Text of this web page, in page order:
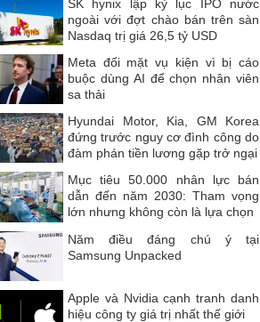
SK hynix lập kỷ lục IPO nước
ngoài với đợt chào bán trên sàn
Nasdaq trị giá 26,5 tỷ USD
Meta đối mặt vụ kiện vì bị cáo
buộc dùng AI để chọn nhân viên
sa thải
Hyundai Motor, Kia, GM Korea
đứng trước nguy cơ đình công do
đàm phán tiền lương gặp trở ngại
Mục tiêu 50.000 nhân lực bán
dẫn đến năm 2030: Tham vọng
lớn nhưng không còn là lựa chọn
Năm điều đáng chú ý tại
Samsung Unpacked
Apple và Nvidia cạnh tranh danh
hiệu công ty giá trị nhất thế giới